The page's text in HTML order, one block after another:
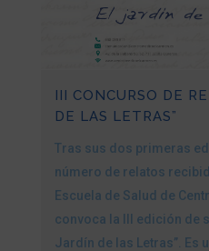
III CONCURSO DE
DE LAS LETRAS”
Tras sus dos primeras
número de relatos
Escuela de Salud de
convoca la III edición de
Jardín de las Letras”. Es